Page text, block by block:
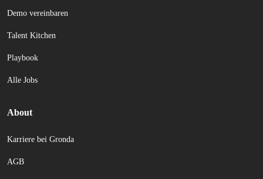
Demo vereinbaren
Talent Kitchen
Playbook
Alle Jobs
About
Karriere bei Gronda
AGB